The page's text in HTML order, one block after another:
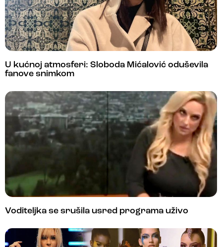
U kućnoj atmosferi: Sloboda Mićalović oduševila
fanove snimkom
Voditeljka se srušila usred programa uživo